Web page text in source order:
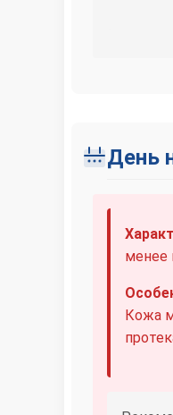
День
менее
Кожа